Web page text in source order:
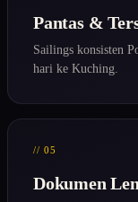
Pantas &
Sailings konsisten
hari ke Kuching.
// 05
Dokumen